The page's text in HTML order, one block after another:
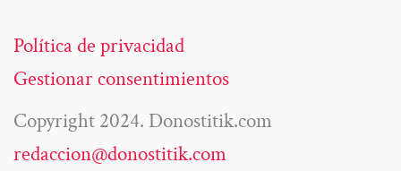
Política de privacidad
Gestionar consentimientos
Copyright 2024. Donostitik.com
redaccion@donostitik.com